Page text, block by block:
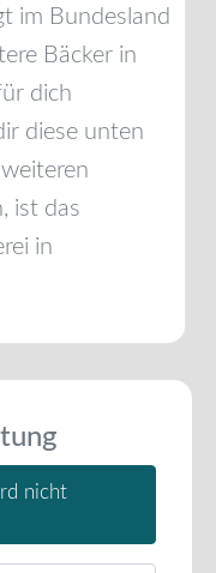
im Bundesland
Bäcker in
dich
diese unten
ist das
in
nicht